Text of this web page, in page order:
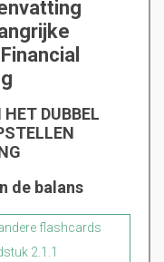
DUBBEL
de balans
flashcards
2.1.1